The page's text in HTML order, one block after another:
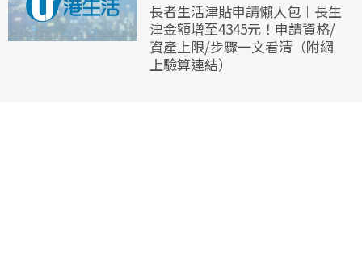
長者生活津貼申請懶人包︱長生
津金額增至4345元！申請資格/
資產上限/步驟一文看清（附網
上驗算連結）